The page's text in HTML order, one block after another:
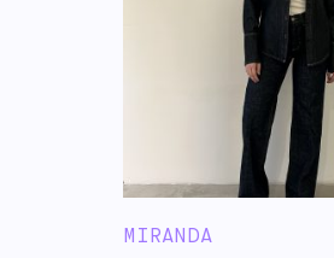
MIRANDA